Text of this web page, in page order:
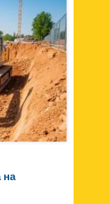
на